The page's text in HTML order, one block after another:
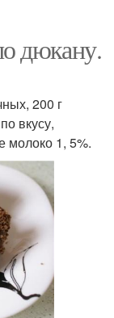
дюкану.
200 г
вкусу,
молоко 1, 5%.